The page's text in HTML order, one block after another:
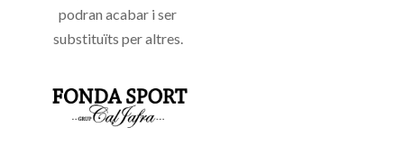
podran acabar i ser
substituïts per altres.